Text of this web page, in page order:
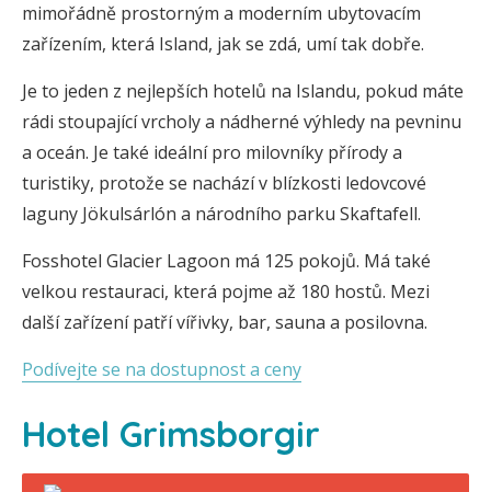
mimořádně prostorným a moderním ubytovacím
zařízením, která Island, jak se zdá, umí tak dobře.
Je to jeden z nejlepších hotelů na Islandu, pokud máte
rádi stoupající vrcholy a nádherné výhledy na pevninu
a oceán. Je také ideální pro milovníky přírody a
turistiky, protože se nachází v blízkosti ledovcové
laguny Jökulsárlón a národního parku Skaftafell.
Fosshotel Glacier Lagoon má 125 pokojů. Má také
velkou restauraci, která pojme až 180 hostů. Mezi
další zařízení patří vířivky, bar, sauna a posilovna.
Podívejte se na dostupnost a ceny
Hotel Grimsborgir